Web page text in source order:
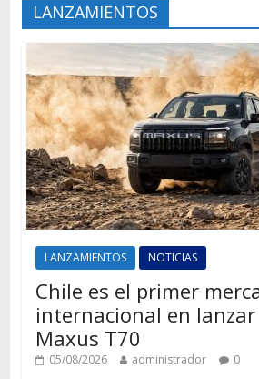
LANZAMIENTOS
LANZAMIENTOS NOTICIAS
Chile es el primer
internacional en
Maxus T70
05/08/2026 administrador 0